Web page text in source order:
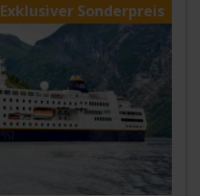
Exklusiver Sonderpreis